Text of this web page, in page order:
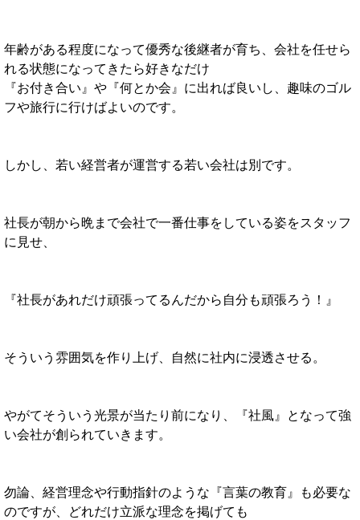
年齢がある程度になって優秀な後継者が育ち、会社を任せら
れる状態になってきたら好きなだけ
『お付き合い』や 『何とか会』に出れば良いし、趣味のゴル
フや旅行に行けばよいのです。
しかし、若い経営者が運営する若い会社は別です。
社長が朝から晩まで会社で一番仕事をしている姿をスタッフ
に見せ、
『社長があれだけ頑張ってるんだから自分も頑張ろう！』
そういう雰囲気を作り上げ、自然に社内に浸透させる。
やがてそういう光景が当たり前になり、『社風』となって強
い会社が創られていきます。
勿論、経営理念や行動指針のような『言葉の教育』も必要な
のですが、どれだけ立派な理念を掲げても